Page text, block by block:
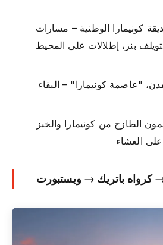
كونيمارا الوطنية – مسارات
بنز، إطلالات على المحيط
"عاصمة كونيمارا" – البقاء
الطازج من كونيمارا والخبز
على العشاء
→ كرواه باتريك → ويستبورت